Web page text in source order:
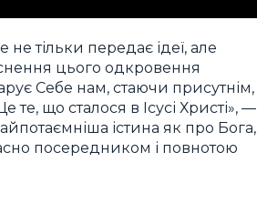
тільки передає ідеї, але
цього одкровення
Себе нам, стаючи присутнім,
що сталося в Ісусі Христі», —
істина як про Бога,
посередником і повнотою